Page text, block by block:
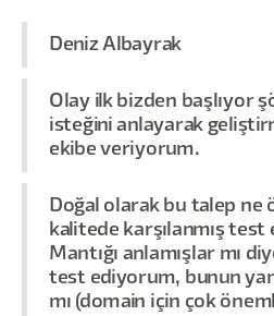
Deniz Albayrak
Olay ilk bizden başlıyor
isteğini anlayarak
ekibe veriyorum.
Doğal olarak bu talep ne
kalitede karşılanmış
Mantığı anlamışlar mı
test ediyorum, bunun
mı (domain için çok